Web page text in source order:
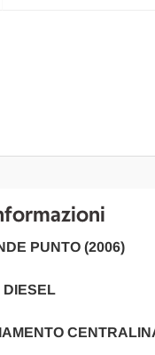
PUNTO (2006)
DIESEL